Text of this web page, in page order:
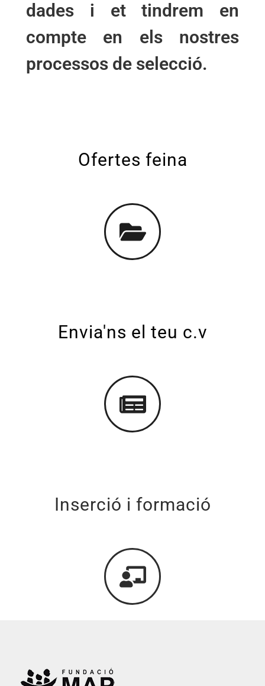
dades i et tindrem en
compte en els nostres
processos de selecció.
Ofertes feina
Envia'ns el teu c.v
Inserció i formació